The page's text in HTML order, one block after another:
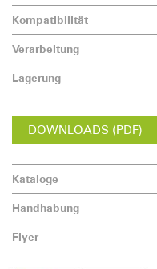
Kompatibilität
Verarbeitung
Lagerung
DOWNLOADS (PDF)
Kataloge
Handhabung
Flyer